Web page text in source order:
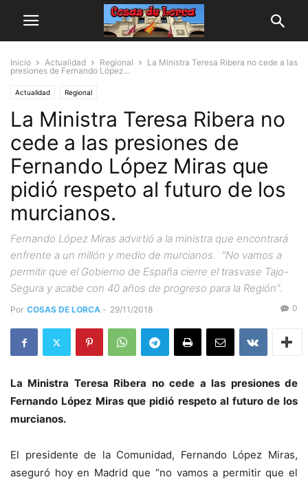
Inicio Actualidad Regional
La Ministra Teresa Ribera no cede a las
presiones de Fernando López...
Actualidad Regional
La Ministra Teresa Ribera no
cede a las presiones de
Fernando López Miras que
pidió respeto al futuro de los
murcianos.
Fernando López Miras advirtió a la ministra que encontrará
enfrente a un millón y medio de murcianos. "No vamos a
permitir que el Gobierno de España cierre el trasvase Tajo-
Segura y acabe con 40 años de progreso para la Región".
Por COSAS DE LORCA - 29/11/2018 0
La Ministra Teresa Ribera no cede a las presiones de
Fernando López Miras que pidió respeto al futuro de los
murcianos.
El presidente de la Comunidad, Fernando López Miras,
aseguró hoy en Madrid que “no vamos a permitir que el